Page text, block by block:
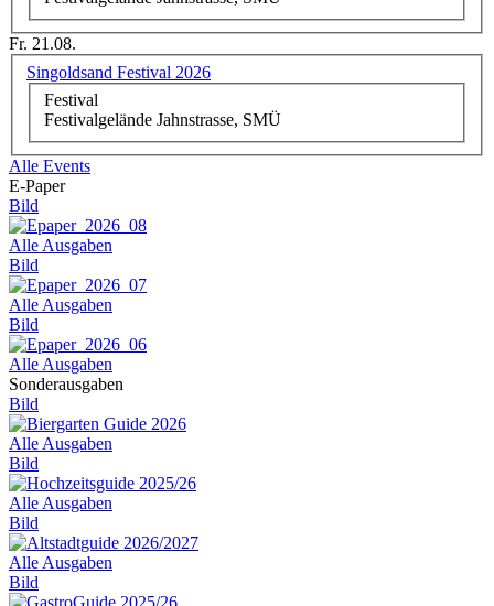
Fr. 21.08.
Singoldsand Festival 2026
Festival
Festivalgelände Jahnstrasse, SMÜ
Alle Events
E-Paper
Bild
Alle Ausgaben
Bild
Alle Ausgaben
Bild
Alle Ausgaben
Sonderausgaben
Bild
Alle Ausgaben
Bild
Alle Ausgaben
Bild
Alle Ausgaben
Bild